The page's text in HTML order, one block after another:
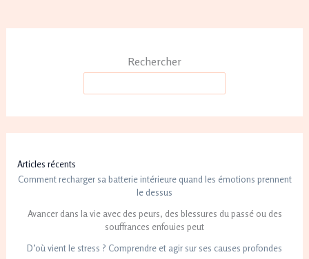
Rechercher
Articles récents
Comment recharger sa batterie intérieure quand les émotions prennent
le dessus
Avancer dans la vie avec des peurs, des blessures du passé ou des
souffrances enfouies peut
D’où vient le stress ? Comprendre et agir sur ses causes profondes